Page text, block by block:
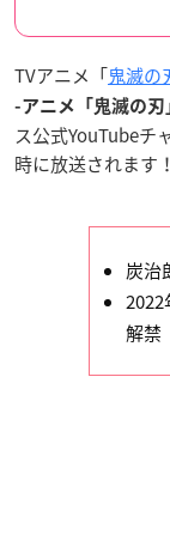
TVアニメ「鬼滅の
-アニメ「鬼滅の
ス公式YouTubeチ
時に放送されます！
炭治
解禁